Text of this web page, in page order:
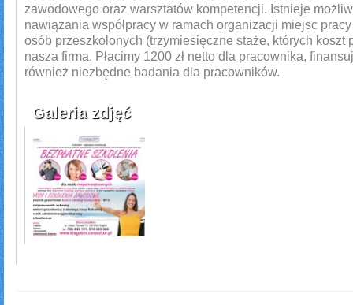
zawodowego oraz warsztatów kompetencji. Istnieje
nawiązania współpracy w ramach organizacji miejsc
osób przeszkolonych (trzymiesięczne staże, których koszt
nasza firma. Płacimy 1200 zł netto dla pracownika,
również niezbędne badania dla pracowników.
Galeria zdjęć